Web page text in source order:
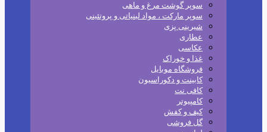
سوپر گوشت مرغ و ماهی
سوپر مارکت ، مواد لبنیاتی و پروتئینی
شیرینی پزی
عطاری
عکاسی
غذا و خوراک
فروشگاه موبایل
کابینت و دکوراسیون
کافی نت
کامپیوتر
کیف و کفش
گل فروشی